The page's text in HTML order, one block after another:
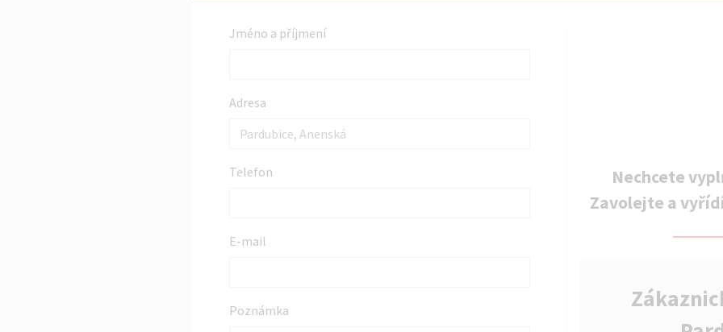
Jméno a příjmení
Adresa
Telefon
E-mail
Poznámka
Nechcete
Zavolejte a